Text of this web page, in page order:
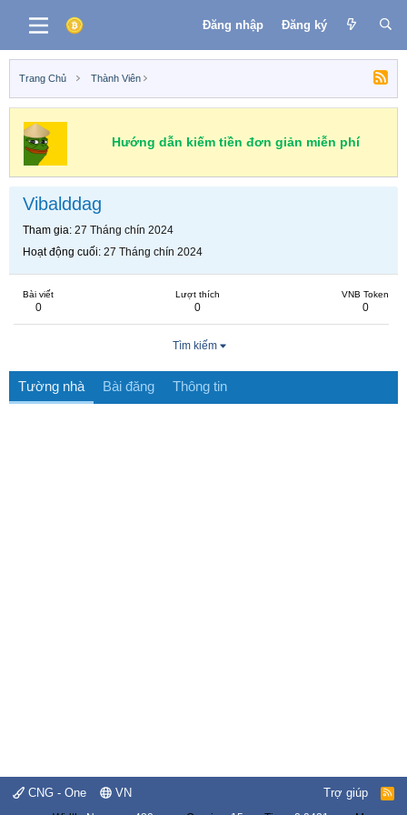
Đăng nhập Đăng ký
Trang Chủ Thành Viên
Hướng dẫn kiếm tiền đơn giản miễn phí
Vibalddag
Tham gia 27 Tháng chín 2024
Hoạt động cuối 27 Tháng chín 2024
Bài viết
0
Lượt thích
0
VNB Token
0
Tìm kiếm
Tường nhà Bài đăng Thông tin
CNG - One VN Trợ giúp
R